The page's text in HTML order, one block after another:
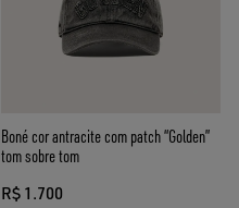
Boné cor antracite com patch “Golden”
tom sobre tom
R$ 1.700